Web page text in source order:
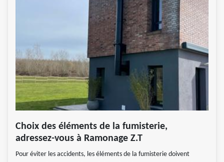
Choix des éléments de la fumisterie,
adressez-vous à Ramonage Z.T
Pour éviter les accidents, les éléments de la fumisterie doivent